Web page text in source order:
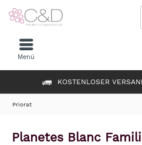
KOSTENLOSER
Menü
Priorat
Planetes Blanc